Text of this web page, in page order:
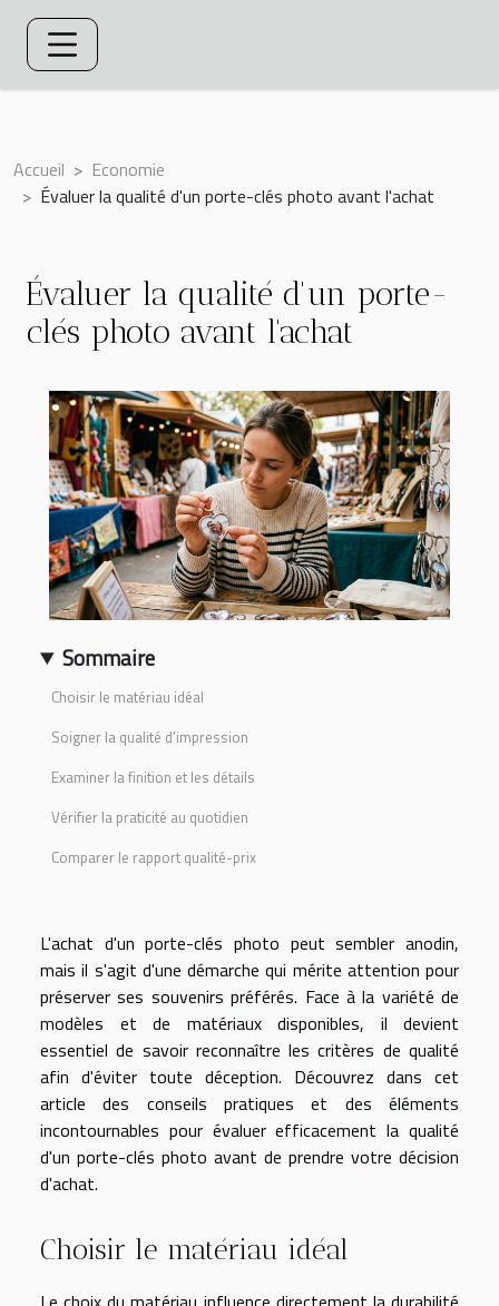
Accueil
Economie
Évaluer la qualité d'un porte-clés photo avant l'achat
Évaluer la qualité d'un porte-
clés photo avant l'achat
Sommaire
Choisir le matériau idéal
Soigner la qualité d’impression
Examiner la finition et les détails
Vérifier la praticité au quotidien
Comparer le rapport qualité-prix
L'achat d'un porte-clés photo peut sembler anodin,
mais il s'agit d'une démarche qui mérite attention pour
préserver ses souvenirs préférés. Face à la variété de
modèles et de matériaux disponibles, il devient
essentiel de savoir reconnaître les critères de qualité
afin d'éviter toute déception. Découvrez dans cet
article des conseils pratiques et des éléments
incontournables pour évaluer efficacement la qualité
d'un porte-clés photo avant de prendre votre décision
d'achat.
Choisir le matériau idéal